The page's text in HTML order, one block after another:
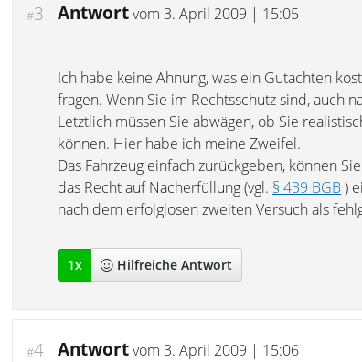
#3 Antwortvom 3. April 2009 | 15:05
Ich habe keine Ahnung, was ein Gutachten
fragen. Wenn Sie im Rechtsschutz sind, auch
Letztlich müssen Sie abwägen, ob Sie
können. Hier habe ich meine Zweifel.
Das Fahrzeug einfach zurückgeben, können
das Recht auf Nacherfüllung (vgl. § 439 BGB)
nach dem erfolglosen zweiten Versuch als
1x Hilfreiche Antwort
#4 Antwortvom 3. April 2009 | 15:06